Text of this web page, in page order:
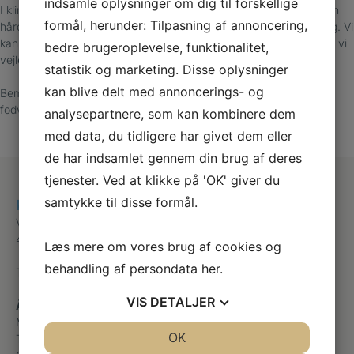
I klinikken tilbyder vi professionel behandling, hvor vi beskærer den
hårde hud ved fodvorten og aflaster området, hvis den generer dig. Vi
kan behandle med særlige produkter, der ikke findes i håndkøb, og vi
vejleder dig i, hvilke muligheder du har for behandling.
Bemærk: Finger- og fodvorter kan skyldes samme virus, men
fodvorter er fladere, fordi de trykkes ned, når man går.
Klinik for Fodterapi
Vestergade 14
4850 Stubbekøbing
Telefon+45 41590609
Åbningstider
Mandag
Efter aftale
Tirsdag
indsamle oplysninger om dig til forskellige
formål, herunder: Tilpasning af annoncering,
bedre brugeroplevelse, funktionalitet,
statistik og marketing. Disse oplysninger
kan blive delt med annoncerings- og
analysepartnere, som kan kombinere dem
med data, du tidligere har givet dem eller
de har indsamlet gennem din brug af deres
tjenester. Ved at klikke på 'OK' giver du
samtykke til disse formål.
Læs mere om vores brug af cookies og
behandling af persondata her.
VIS DETALJER
OK